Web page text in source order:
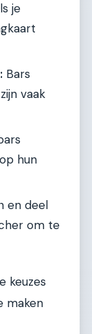
je
Bars
vaak
hun
en deel
om te
keuzes
maken